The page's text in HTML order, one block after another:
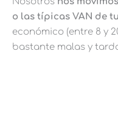
o las típicas VAN de
económico (entre 8 y
bastante malas y